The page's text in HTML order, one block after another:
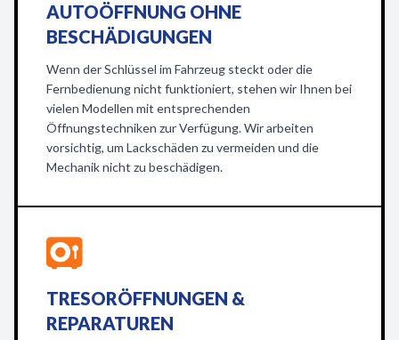
AUTOÖFFNUNG OHNE
BESCHÄDIGUNGEN
Wenn der Schlüssel im Fahrzeug steckt oder die
Fernbedienung nicht funktioniert, stehen wir Ihnen bei
vielen Modellen mit entsprechenden
Öffnungstechniken zur Verfügung. Wir arbeiten
vorsichtig, um Lackschäden zu vermeiden und die
Mechanik nicht zu beschädigen.
TRESORÖFFNUNGEN &
REPARATUREN